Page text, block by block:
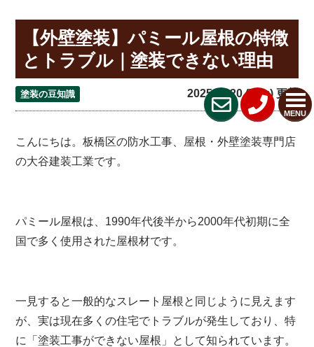
MENU
【外壁塗装】パミール屋根の特徴
とトラブル｜塗装できない理由
塗装の豆知識 2025.11.20 (Thu) 更新
こんにちは。板橋区の防水工事、屋根・外壁塗装専門店
の大谷建装工業です。
パミール屋根は、1990年代後半から2000年代初期に全
国で多く使用された屋根材です。
一見すると一般的なスレート屋根と同じように見えます
が、実は現在多くの住宅でトラブルが発生しており、特
に「塗装工事ができない屋根」として知られています。